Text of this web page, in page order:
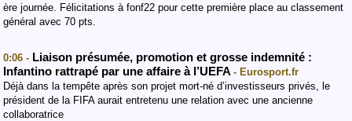
ère journée. Félicitations à fonf22 pour cette première place au classement
général avec 70 pts.
0:06 - Liaison présumée, promotion et grosse indemnité :
Infantino rattrapé par une affaire à l’UEFA - Eurosport.fr
Déjà dans la tempête après son projet mort-né d’investisseurs privés, le
président de la FIFA aurait entretenu une relation avec une ancienne
collaboratrice